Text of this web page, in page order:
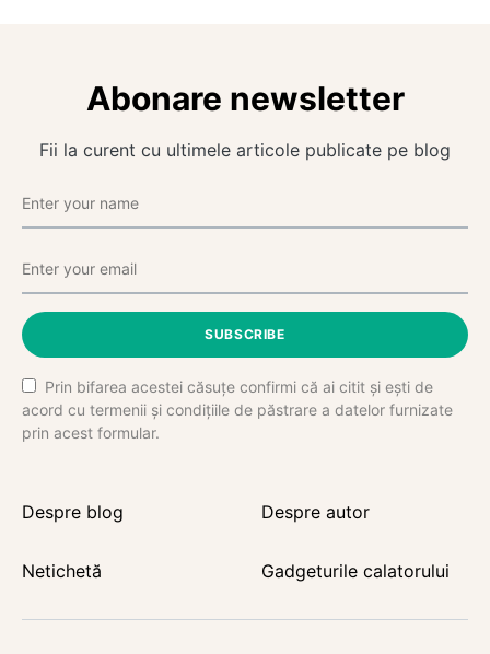
Abonare newsletter
Fii la curent cu ultimele articole publicate pe blog
SUBSCRIBE
Prin bifarea acestei căsuțe confirmi că ai citit și ești de
acord cu termenii și condițiile de păstrare a datelor furnizate
prin acest formular.
Despre blog Despre autor
Netichetă Gadgeturile calatorului